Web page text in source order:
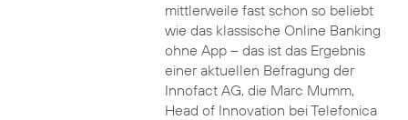
mittlerweile fast schon so beliebt
wie das klassische Online Banking
ohne App – das ist das Ergebnis
einer aktuellen Befragung der
Innofact AG, die Marc Mumm,
Head of Innovation bei Telefonica